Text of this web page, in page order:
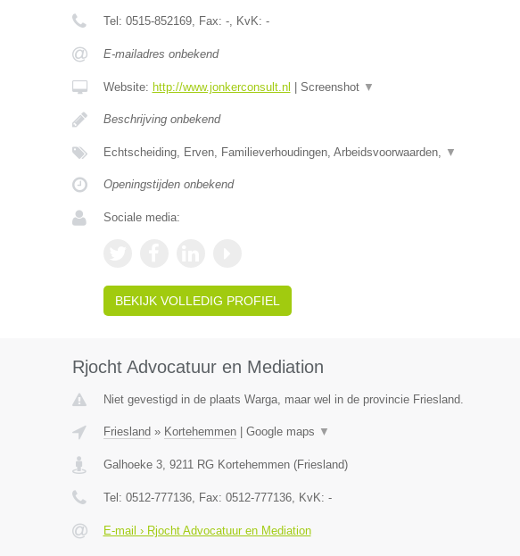
Tel: 0515-852169, Fax: -, KvK: -
E-mailadres onbekend
Website: http://www.jonkerconsult.nl Screenshot ▼
Beschrijving onbekend
Echtscheiding, Erven, Familieverhoudingen, Arbeidsvoorwaarden, ▼
Openingstijden onbekend
Sociale media:
BEKIJK VOLLEDIG PROFIEL
Rjocht Advocatuur en Mediation
Niet gevestigd in de plaats Warga, maar wel in de provincie Friesland.
Friesland » Kortehemmen| Google maps ▼
Galhoeke 3, 9211 RG Kortehemmen(Friesland)
Tel: 0512-777136, Fax: 0512-777136, KvK: -
E-mail › Rjocht Advocatuur en Mediation